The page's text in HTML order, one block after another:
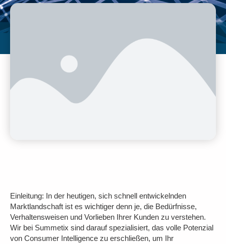
Einleitung: In der heutigen, sich schnell entwickelnden
Marktlandschaft ist es wichtiger denn je, die Bedürfnisse,
Verhaltensweisen und Vorlieben Ihrer Kunden zu verstehen.
Wir bei Summetix sind darauf spezialisiert, das volle Potenzial
von Consumer Intelligence zu erschließen, um Ihr